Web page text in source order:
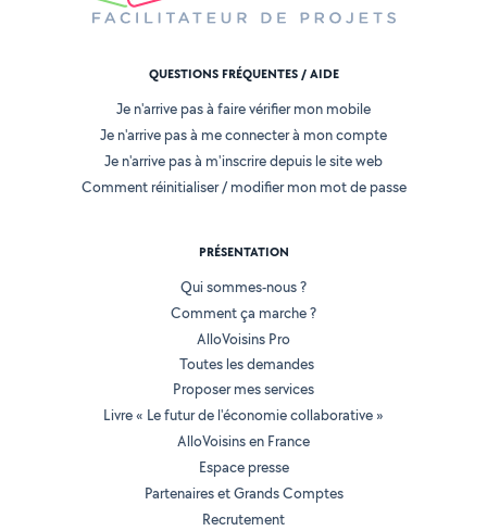
QUESTIONS FRÉQUENTES / AIDE
Je n'arrive pas à faire vérifier mon mobile
Je n'arrive pas à me connecter à mon compte
Je n'arrive pas à m'inscrire depuis le site web
Comment réinitialiser / modifier mon mot de passe
PRÉSENTATION
Qui sommes-nous ?
Comment ça marche ?
AlloVoisins Pro
Toutes les demandes
Proposer mes services
Livre « Le futur de l'économie collaborative »
AlloVoisins en France
Espace presse
Partenaires et Grands Comptes
Recrutement